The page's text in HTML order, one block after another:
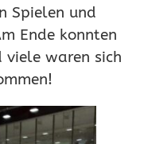
Spielen und
Ende konnten
waren sich